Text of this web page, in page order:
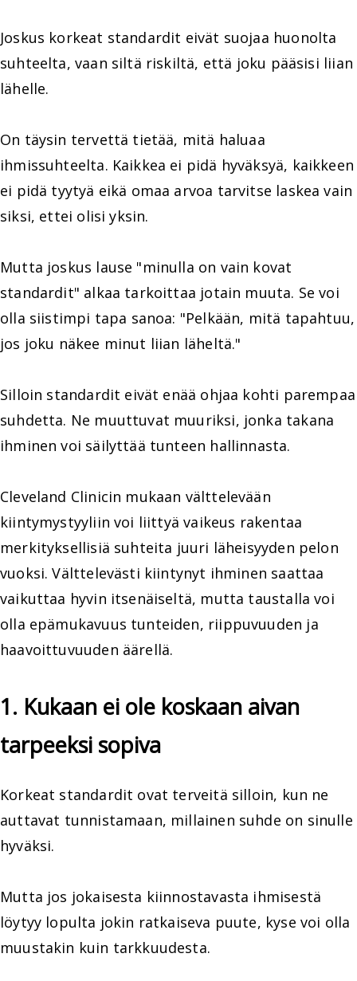
Joskus korkeat standardit eivät suojaa huonolta
suhteelta, vaan siltä riskiltä, että joku pääsisi liian
lähelle.
On täysin tervettä tietää, mitä haluaa
ihmissuhteelta. Kaikkea ei pidä hyväksyä, kaikkeen
ei pidä tyytyä eikä omaa arvoa tarvitse laskea vain
siksi, ettei olisi yksin.
Mutta joskus lause "minulla on vain kovat
standardit" alkaa tarkoittaa jotain muuta. Se voi
olla siistimpi tapa sanoa: "Pelkään, mitä tapahtuu,
jos joku näkee minut liian läheltä."
Silloin standardit eivät enää ohjaa kohti parempaa
suhdetta. Ne muuttuvat muuriksi, jonka takana
ihminen voi säilyttää tunteen hallinnasta.
Cleveland Clinicin mukaan välttelevään
kiintymystyyliin voi liittyä vaikeus rakentaa
merkityksellisiä suhteita juuri läheisyyden pelon
vuoksi. Välttelevästi kiintynyt ihminen saattaa
vaikuttaa hyvin itsenäiseltä, mutta taustalla voi
olla epämukavuus tunteiden, riippuvuuden ja
haavoittuvuuden äärellä.
1. Kukaan ei ole koskaan aivan
tarpeeksi sopiva
Korkeat standardit ovat terveitä silloin, kun ne
auttavat tunnistamaan, millainen suhde on sinulle
hyväksi.
Mutta jos jokaisesta kiinnostavasta ihmisestä
löytyy lopulta jokin ratkaiseva puute, kyse voi olla
muustakin kuin tarkkuudesta.